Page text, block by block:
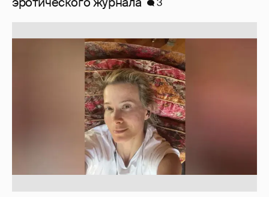
Юлия Высоцкая выложила селфи без